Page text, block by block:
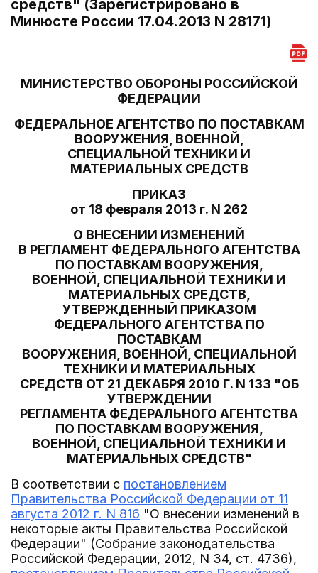
средств" (Зарегистрировано в
Минюсте России 17.04.2013 N 28171)
МИНИСТЕРСТВО ОБОРОНЫ РОССИЙСКОЙ
ФЕДЕРАЦИИ
ФЕДЕРАЛЬНОЕ АГЕНТСТВО ПО ПОСТАВКАМ
ВООРУЖЕНИЯ, ВОЕННОЙ,
СПЕЦИАЛЬНОЙ ТЕХНИКИ И
МАТЕРИАЛЬНЫХ СРЕДСТВ
ПРИКАЗ
от 18 февраля 2013 г. N 262
О ВНЕСЕНИИ ИЗМЕНЕНИЙ
В РЕГЛАМЕНТ ФЕДЕРАЛЬНОГО АГЕНТСТВА
ПО ПОСТАВКАМ ВООРУЖЕНИЯ,
ВОЕННОЙ, СПЕЦИАЛЬНОЙ ТЕХНИКИ И
МАТЕРИАЛЬНЫХ СРЕДСТВ,
УТВЕРЖДЕННЫЙ ПРИКАЗОМ
ФЕДЕРАЛЬНОГО АГЕНТСТВА ПО
ПОСТАВКАМ
ВООРУЖЕНИЯ, ВОЕННОЙ, СПЕЦИАЛЬНОЙ
ТЕХНИКИ И МАТЕРИАЛЬНЫХ
СРЕДСТВ ОТ 21 ДЕКАБРЯ 2010 Г. N 133 "ОБ
УТВЕРЖДЕНИИ
РЕГЛАМЕНТА ФЕДЕРАЛЬНОГО АГЕНТСТВА
ПО ПОСТАВКАМ ВООРУЖЕНИЯ,
ВОЕННОЙ, СПЕЦИАЛЬНОЙ ТЕХНИКИ И
МАТЕРИАЛЬНЫХ СРЕДСТВ"
В соответствии с постановлением
Правительства Российской Федерации от 11
августа 2012 г. N 816 "О внесении изменений в
некоторые акты Правительства Российской
Федерации" (Собрание законодательства
Российской Федерации, 2012, N 34, ст. 4736),